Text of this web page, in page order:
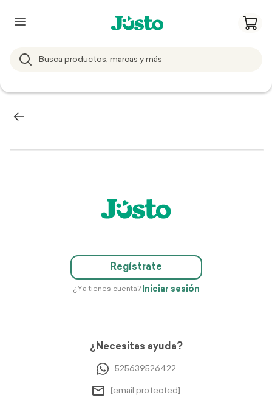
Regístrate
¿Ya tienes cuenta? Iniciar sesión
¿Necesitas ayuda?
525639526422
[email protected]